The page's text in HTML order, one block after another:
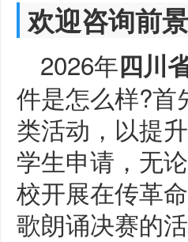
欢迎咨询前
2026年四川
件是怎么样?首
类活动，以提
学生申请，无
校开展在传革
歌朗诵决赛的